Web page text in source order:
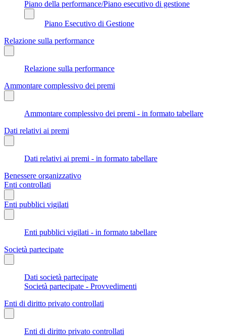
Piano della performance/Piano esecutivo di gestione
Piano Esecutivo di Gestione
Relazione sulla performance
Relazione sulla performance
Ammontare complessivo dei premi
Ammontare complessivo dei premi - in formato tabellare
Dati relativi ai premi
Dati relativi ai premi - in formato tabellare
Benessere organizzativo
Enti controllati
Enti pubblici vigilati
Enti pubblici vigilati - in formato tabellare
Società partecipate
Dati società partecipate
Società partecipate - Provvedimenti
Enti di diritto privato controllati
Enti di diritto privato controllati